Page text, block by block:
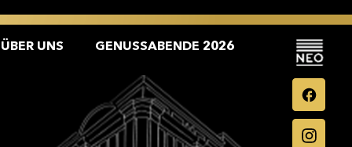
ÜBER UNS GENUSSABENDE 2026